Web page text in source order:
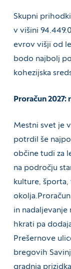
Skupni
v višini
evrov višji od
bodo najbolj
kohezijska
Proračun 2027:
Mestni svet je
potrdil še
občine tudi za
na področju
kulture,
in
hkrati pa
Prešernove
bregovih
gradnja